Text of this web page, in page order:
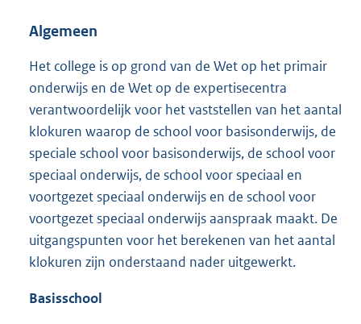
Algemeen
Het college is op grond van de Wet op het primair
onderwijs en de Wet op de expertisecentra
verantwoordelijk voor het vaststellen van het aantal
klokuren waarop de school voor basisonderwijs, de
speciale school voor basisonderwijs, de school voor
speciaal onderwijs, de school voor speciaal en
voortgezet speciaal onderwijs en de school voor
voortgezet speciaal onderwijs aanspraak maakt. De
uitgangspunten voor het berekenen van het aantal
klokuren zijn onderstaand nader uitgewerkt.
Basisschool